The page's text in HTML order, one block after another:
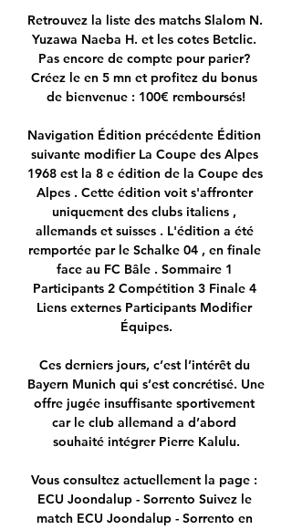
Retrouvez la liste des matchs Slalom N.
Yuzawa Naeba H. et les cotes Betclic.
Pas encore de compte pour parier?
Créez le en 5 mn et profitez du bonus
de bienvenue : 100€ remboursés!
Navigation Édition précédente Édition
suivante modifier La Coupe des Alpes
1968 est la 8 e édition de la Coupe des
Alpes . Cette édition voit s'affronter
uniquement des clubs italiens ,
allemands et suisses . L'édition a été
remportée par le Schalke 04 , en finale
face au FC Bâle . Sommaire 1
Participants 2 Compétition 3 Finale 4
Liens externes Participants Modifier
Équipes.
Ces derniers jours, c’est l’intérêt du
Bayern Munich qui s’est concrétisé. Une
offre jugée insuffisante sportivement
car le club allemand a d’abord
souhaité intégrer Pierre Kalulu.
Vous consultez actuellement la page :
ECU Joondalup - Sorrento Suivez le
match ECU Joondalup - Sorrento en